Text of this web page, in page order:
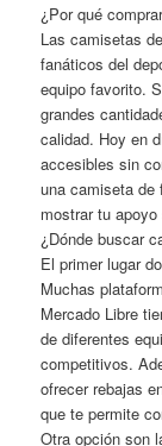
¿Por qué
Las camisetas
fanáticos del
equipo favorito.
grandes
calidad. Hoy en
accesibles sin
una camiseta de
mostrar tu
¿Dónde buscar
El primer lugar
Muchas
Mercado Libre
de diferentes
competitivos.
ofrecer rebajas
que te permite
Otra opción son